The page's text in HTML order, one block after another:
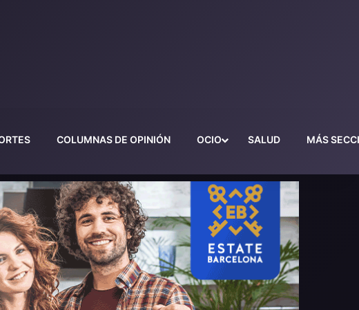
COLUMNAS DE OPINIÓN OCIO SALUD MÁS